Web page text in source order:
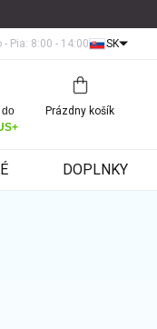
- Pia: 8:00 - 14:00 SK
Nákupný
košík
Prázdny košík
DOPLNKY